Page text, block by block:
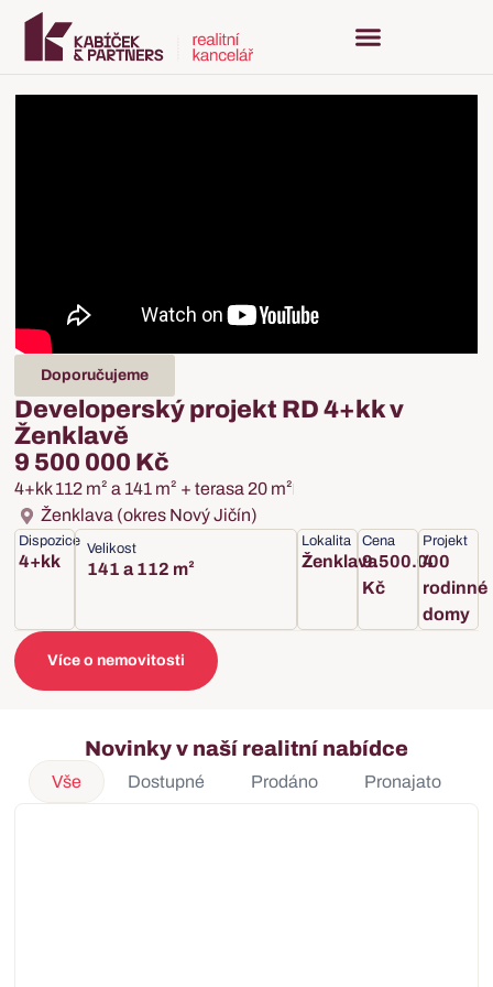
Doporučujeme
Developerský projekt RD 4+kk v
Ženklavě
9 500 000 Kč
4+kk 112 m² a 141 m² + terasa 20 m²
Ženklava (okres Nový Jičín)
Dispozice
4+kk
Velikost
141 a 112 m²
Lokalita
Ženklava
Cena
9.500.000
Kč
Projekt
4
rodinné
domy
Více o nemovitosti
Novinky v naší realitní nabídce
Dostupné Prodáno Pronajato
Vše